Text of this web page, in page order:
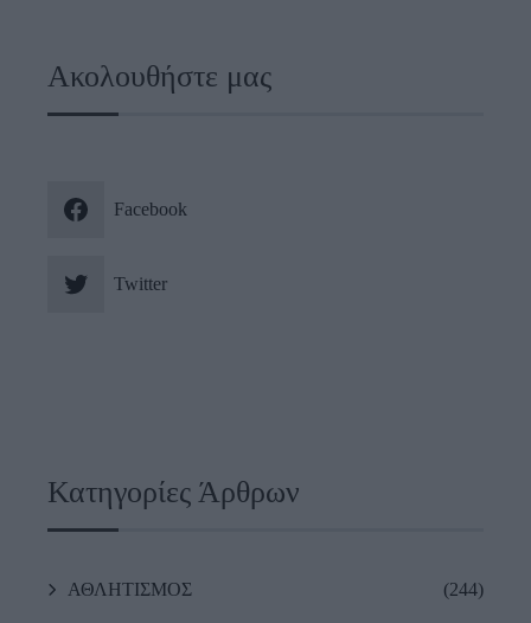
Ακολουθήστε μας
Facebook
Twitter
Κατηγορίες Άρθρων
ΑΘΛΗΤΙΣΜΟΣ (244)